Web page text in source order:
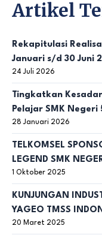
Artikel
Rekapitulasi
Januari s/d 30 Juni
24 Juli 2026
Tingkatkan
Pelajar SMK Negeri
28 Januari 2026
TELKOMSEL
LEGEND SMK
1 Oktober 2025
KUNJUNGAN
YAGEO TMSS
20 Maret 2025